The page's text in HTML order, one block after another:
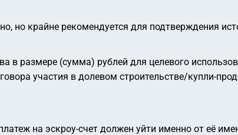
но крайне рекомендуется для подтверждения
размере (сумма) рублей для целевого
участия в долевом строительстве/купли-
на эскроу-счет должен уйти именно от её